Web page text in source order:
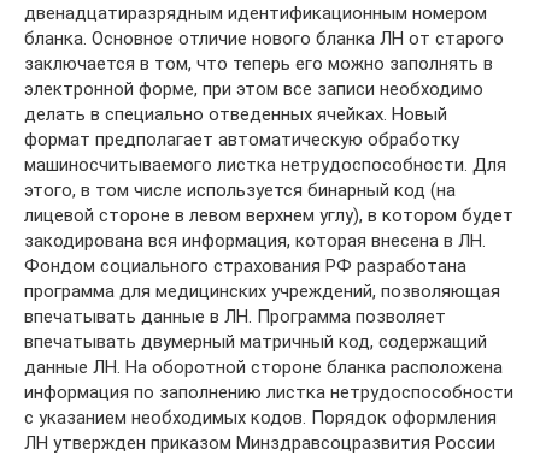
двенадцатиразрядным идентификационным номером
бланка. Основное отличие нового бланка ЛН от старого
заключается в том, что теперь его можно заполнять в
электронной форме, при этом все записи необходимо
делать в специально отведенных ячейках. Новый
формат предполагает автоматическую обработку
машиносчитываемого листка нетрудоспособности. Для
этого, в том числе используется бинарный код (на
лицевой стороне в левом верхнем углу), в котором будет
закодирована вся информация, которая внесена в ЛН.
Фондом социального страхования РФ разработана
программа для медицинских учреждений, позволяющая
впечатывать данные в ЛН. Программа позволяет
впечатывать двумерный матричный код, содержащий
данные ЛН. На оборотной стороне бланка расположена
информация по заполнению листка нетрудоспособности
с указанием необходимых кодов. Порядок оформления
ЛН утвержден приказом Минздравсоцразвития России